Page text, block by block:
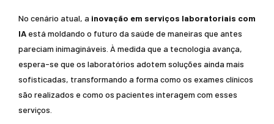
No cenário atual, a inovação em serviços laboratoriais com
IA está moldando o futuro da saúde de maneiras que antes
pareciam inimagináveis. À medida que a tecnologia avança,
espera-se que os laboratórios adotem soluções ainda mais
sofisticadas, transformando a forma como os exames clínicos
são realizados e como os pacientes interagem com esses
serviços.